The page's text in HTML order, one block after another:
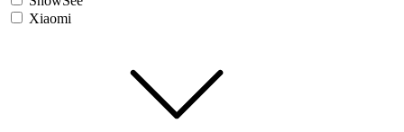
Xiaomi